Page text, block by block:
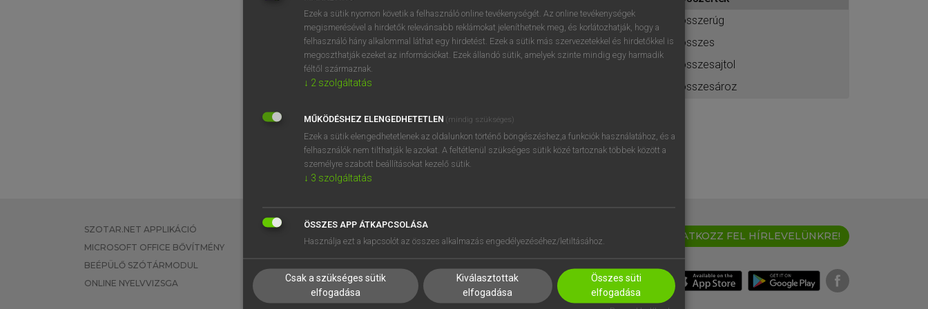
BELÉPÉS
próbaverziójának elindításához
regisztrálok ésbelépek.
REGISZTRÁCIÓ
összerúg
összes
összesajtol
összesároz
SZOTAR.NET APPLIKÁCIÓ
MICROSOFT OFFICE BŐVÍTMÉNY
BEÉPÜLŐ SZÓTÁRMODUL
ONLINE NYELVVIZSGA
EGYÉNI FELHASZNÁLÓKNAK
TANULÓKNAK
VÁLLALATI MEGOLDÁSOK
SÚGÓ
RÓLUNK
SÜTI BEÁLLÍTÁSOK
IRATKOZZ FEL HÍRLEVELÜNKRE!
Ezek a sütik nyomon követik a felhasználó online tevékenységét. Az online tevékenységek
megismerésével a hirdetők relevánsabb reklámokat jeleníthetnek meg, és korlátozhatják, hogy a
felhasználó hány alkalommal láthat egy hirdetést. Ezek a sütik más szervezetekkel és hirdetőkkel is
megoszthatják ezeket az információkat. Ezek állandó sütik, amelyek szinte mindig egy harmadik
féltől származnak.
↓ 2 szolgáltatás
MŰKÖDÉSHEZ ELENGEDHETETLEN (mindig szükséges)
Ezek a sütik elengedhetetlenek az oldalunkon történő böngészéshez,a funkciók használatához, és a
felhasználók nem tilthatják le azokat. A feltétlenül szükséges sütik közé tartoznak többek között a
személyre szabott beállításokat kezelő sütik.
↓ 3 szolgáltatás
ÖSSZES APP ÁTKAPCSOLÁSA
Használja ezt a kapcsolót az összes alkalmazás engedélyezéséhez/letiltásához.
Csak a szükséges sütik
elfogadása
Kiválasztottak
elfogadása
Összes süti
elfogadása